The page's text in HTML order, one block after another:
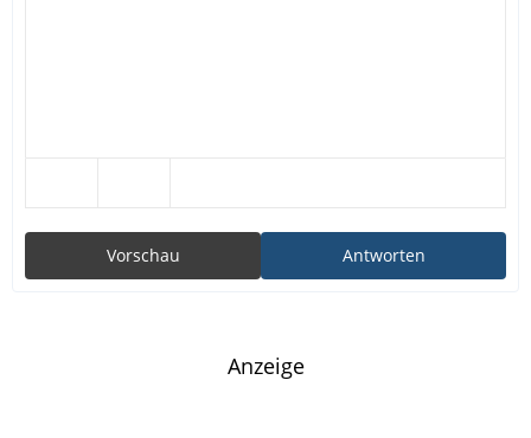
Antworten
Vorschau
Anzeige